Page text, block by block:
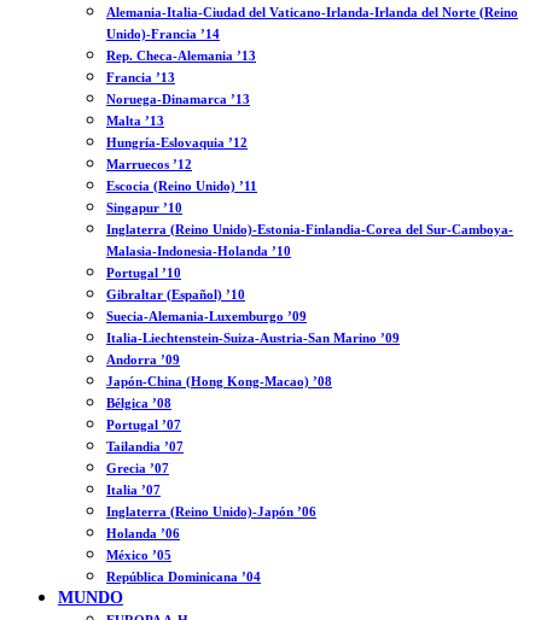
Alemania-Italia-Ciudad del Vaticano-Irlanda-Irlanda del Norte (Reino
Unido)-Francia ’14
Rep. Checa-Alemania ’13
Francia ’13
Noruega-Dinamarca ’13
Malta ’13
Hungría-Eslovaquia ’12
Marruecos ’12
Escocia (Reino Unido) ’11
Singapur ’10
Inglaterra (Reino Unido)-Estonia-Finlandia-Corea del Sur-Camboya-
Malasia-Indonesia-Holanda ’10
Portugal ’10
Gibraltar (Español) ’10
Suecia-Alemania-Luxemburgo ’09
Italia-Liechtenstein-Suiza-Austria-San Marino ’09
Andorra ’09
Japón-China (Hong Kong-Macao) ’08
Bélgica ’08
Portugal ’07
Tailandia ’07
Grecia ’07
Italia ’07
Inglaterra (Reino Unido)-Japón ’06
Holanda ’06
México ’05
República Dominicana ’04
MUNDO